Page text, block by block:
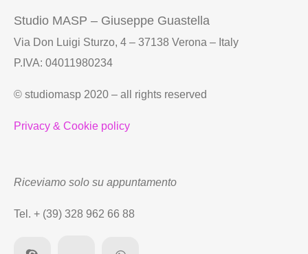
Studio MASP – Giuseppe Guastella
Via Don Luigi Sturzo, 4 – 37138 Verona – Italy
P.IVA: 04011980234
© studiomasp 2020 – all rights reserved
Privacy & Cookie policy
Riceviamo solo su appuntamento
Tel. + (39) 328 962 66 88